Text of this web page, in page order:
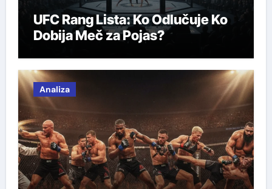
UFC Rang Lista: Ko Odlučuje Ko
Dobija Meč za Pojas?
Analiza